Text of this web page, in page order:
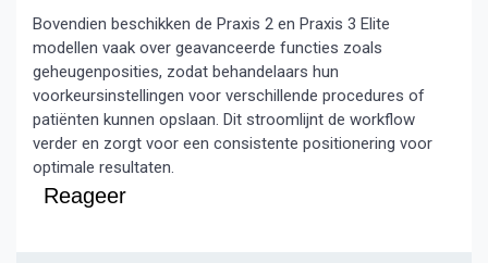
Bovendien beschikken de Praxis 2 en Praxis 3 Elite
modellen vaak over geavanceerde functies zoals
geheugenposities, zodat behandelaars hun
voorkeursinstellingen voor verschillende procedures of
patiënten kunnen opslaan. Dit stroomlijnt de workflow
verder en zorgt voor een consistente positionering voor
optimale resultaten.
Reageer